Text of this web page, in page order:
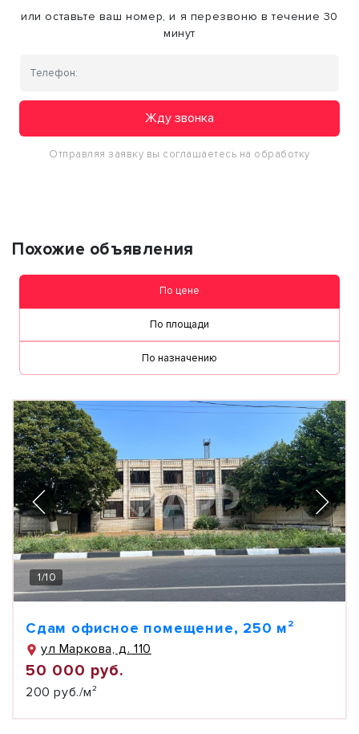
или оставьте ваш номер, и я перезвоню в течение 30
минут
Жду звонка
Отправляя заявку вы соглашаетесь на обработку
Похожие объявления
По цене
По площади
По назначению
1/10
Сдам офисное помещение, 250 м²
ул Маркова, д. 110
50 000 руб.
200 руб./м²